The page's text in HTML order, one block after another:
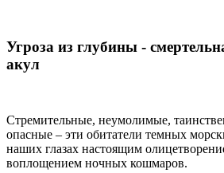
Угроза из глубины -
акул
Стремительные, неумолимые,
опасные – эти обитатели темных
наших глазах настоящим
воплощением ночных кошмаров.